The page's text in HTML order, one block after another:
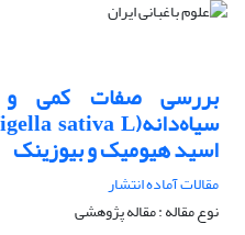
بررسی صفات کمی و
اسید هیومیک و بیوزینک
مقالات آماده انتشار
نوع مقاله : مقاله پژوهشی